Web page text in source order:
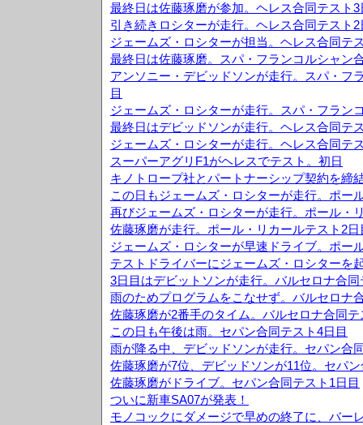
最終日は佐藤琢磨が参加。ヘレス合同テスト3
引き続きロシターが走行。ヘレス合同テスト2
ジェームズ・ロシターが担当。ヘレス合同テ
最終日は佐藤琢磨。スパ・フランコルシャン
アンソニー・デビッドソンが走行。スパ・フ
目
ジェームズ・ロシターが走行。スパ・フラン
最終日はデビッドソンが走行。ヘレス合同テ
ジェームズ・ロシターが走行。ヘレス合同テ
スーパーアグリF1がヘレスでテスト。初日
キノトロープ社とパートナーシップ契約を締
この日もジェームズ・ロシターが走行。ポー
再びジェームズ・ロシターが走行。ポール・
佐藤琢磨が走行。ポール・リカールテスト2日
ジェームズ・ロシターが早速ドライブ。ポー
テストドライバーにジェームズ・ロシターを
3日目はデビットソンが走行。バルセロナ合
雨のためプログラムをこなせず。バルセロナ
佐藤琢磨が2番手のタイム。バルセロナ合同テ
この日も午後は雨。セパン合同テスト4日目
雨が降る中、デビッドソンが走行。セパン合
佐藤琢磨が7位、デビッドソンが11位。セパ
佐藤琢磨がドライブ。セパン合同テスト1日目
ついに新車SA07が発表！
モノコックにダメージで早めの終了に、バー